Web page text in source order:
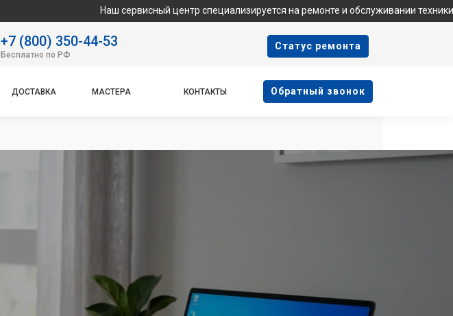
Наш сервисный центр специализируется на ремонте и обслуживании техники Samsung.
+7 (800) 350-44-53
Бесплатно по РФ
Cтатус ремонта
ДОСТАВКА МАСТЕРА КОНТАКТЫ Oбратный звонок